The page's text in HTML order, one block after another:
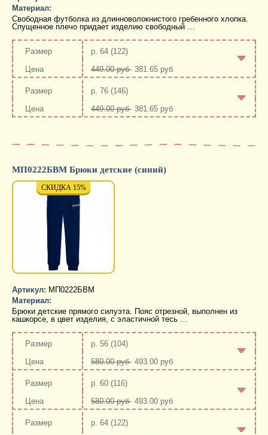
Материал:
Свободная футболка из длинноволокнистого гребенного хлопка.
Спущенное плечо придает изделию свободный …
р. 64 (122)
449.00 руб 381.65 руб
-р. 76 (146)
449.00 руб 381.65 руб
МП0222БВМ Брюки детские (синий)
СКИДКА 15%
Артикул: МП0222БВМ
Материал:
Брюки детские прямого силуэта. Пояс отрезной, выполнен из
кашкорсе, в цвет изделия, с эластичной тесь …
р. 56 (104)
580.00 руб 493.00 руб
-р. 60 (116)
580.00 руб 493.00 руб
-р. 64 (122)